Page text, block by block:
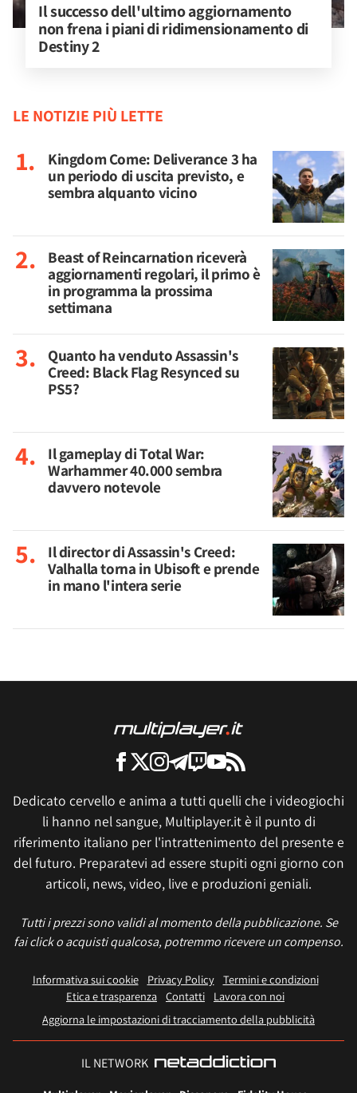
Il successo dell'ultimo aggiornamento
non frena i piani di ridimensionamento di
Destiny 2
LE NOTIZIE PIÙ LETTE
Kingdom Come: Deliverance 3 ha
un periodo di uscita previsto, e
sembra alquanto vicino
Beast of Reincarnation riceverà
aggiornamenti regolari, il primo è
in programma la prossima
settimana
Quanto ha venduto Assassin's
Creed: Black Flag Resynced su
PS5?
Il gameplay di Total War:
Warhammer 40.000 sembra
davvero notevole
Il director di Assassin's Creed:
Valhalla torna in Ubisoft e prende
in mano l'intera serie
Dedicato cervello e anima a tutti quelli che i videogiochi
li hanno nel sangue, Multiplayer.it è il punto di
riferimento italiano per l'intrattenimento del presente e
del futuro. Preparatevi ad essere stupiti ogni giorno con
articoli, news, video, live e produzioni geniali.
Tutti i prezzi sono validi al momento della pubblicazione. Se
fai click o acquisti qualcosa, potremmo ricevere un compenso.
Informativa sui cookie Privacy Policy
Termini e condizioni
Etica e trasparenza Contatti
Lavora con noi
Aggiorna le impostazioni di tracciamento della pubblicità
IL NETWORK